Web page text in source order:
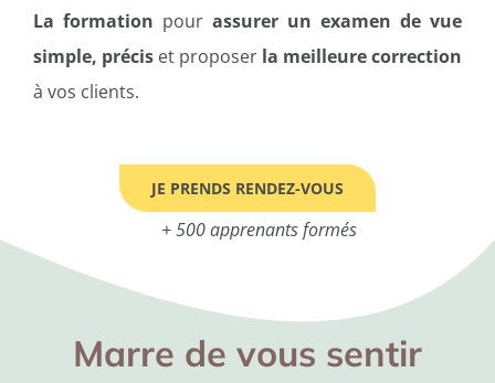
La formation pourassurer un examen de vue
simple, précis et proposer la meilleure correction
à vos clients.
JE PRENDS RENDEZ-VOUS
+ 500 apprenants formés
Marre de vous sentir